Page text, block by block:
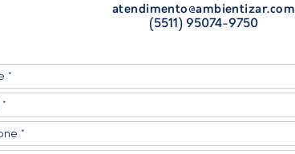
atendimento@ambientizar.com
(5511) 95074-9750